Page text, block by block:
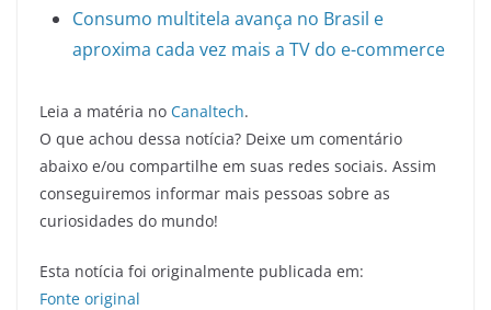
Consumo multitela avança no Brasil e
aproxima cada vez mais a TV do e-commerce
Leia a matéria no Canaltech.
O que achou dessa notícia? Deixe um comentário
abaixo e/ou compartilhe em suas redes sociais. Assim
conseguiremos informar mais pessoas sobre as
curiosidades do mundo!
Esta notícia foi originalmente publicada em:
Fonte original